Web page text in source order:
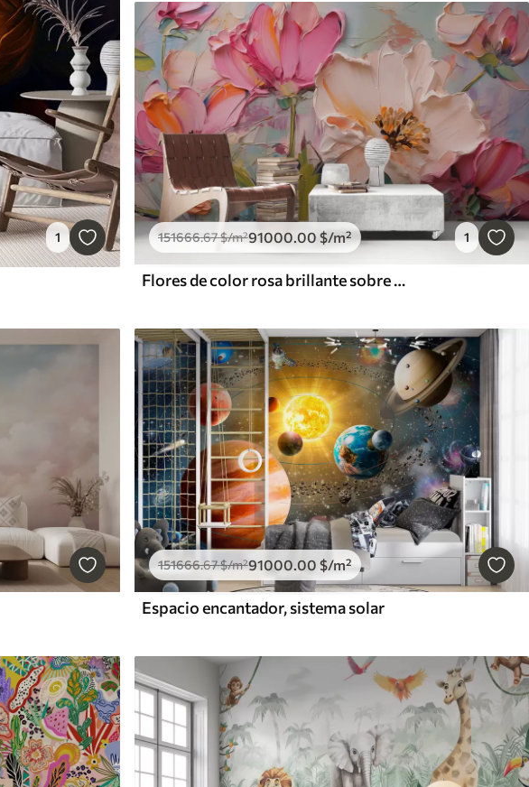
1 151666.67$/m²91000.00 $/m² 1
Flores de color rosa brillante sobre un fondo gris azulado claro
151666.67$/m²91000 .00 $/m²
Espacio encantador, sistema solar